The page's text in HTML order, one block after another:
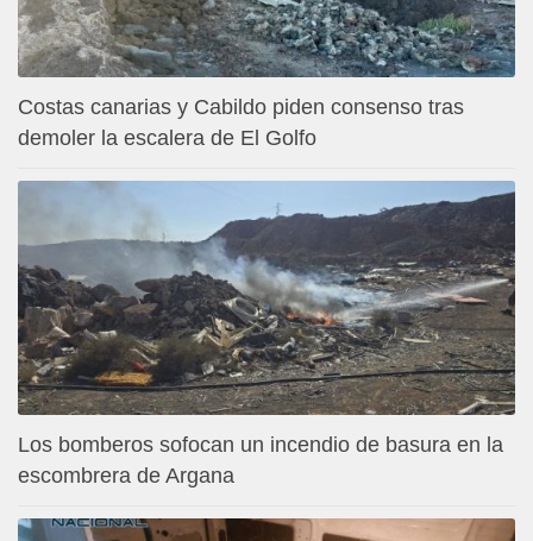
Costas canarias y Cabildo piden consenso tras
demoler la escalera de El Golfo
Los bomberos sofocan un incendio de basura en la
escombrera de Argana